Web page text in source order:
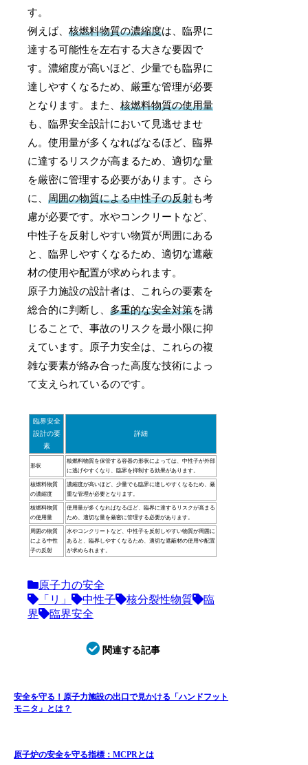
す。
例えば、核燃料物質の濃縮度は、臨界に
達する可能性を左右する大きな要因で
す。濃縮度が高いほど、少量でも臨界に
達しやすくなるため、厳重な管理が必要
となります。また、核燃料物質の使用量
も、臨界安全設計において見逃せませ
ん。使用量が多くなればなるほど、臨界
に達するリスクが高まるため、適切な量
を厳密に管理する必要があります。さら
に、周囲の物質による中性子の反射も考
慮が必要です。水やコンクリートなど、
中性子を反射しやすい物質が周囲にある
と、臨界しやすくなるため、適切な遮蔽
材の使用や配置が求められます。
原子力施設の設計者は、これらの要素を
総合的に判断し、多重的な安全対策を講
じることで、事故のリスクを最小限に抑
えています。原子力安全は、これらの複
雑な要素が絡み合った高度な技術によっ
て支えられているのです。
臨界安全
設計の要
素
詳細
形状
核燃料物質を保管する容器の形状によっては、中性子が外部
に逃げやすくなり、臨界を抑制する効果があります。
核燃料物質
の濃縮度
濃縮度が高いほど、少量でも臨界に達しやすくなるため、厳
重な管理が必要となります。
核燃料物質
の使用量
使用量が多くなればなるほど、臨界に達するリスクが高まる
ため、適切な量を厳密に管理する必要があります。
周囲の物質
による中性
子の反射
水やコンクリートなど、中性子を反射しやすい物質が周囲に
あると、臨界しやすくなるため、適切な遮蔽材の使用や配置
が求められます。
原子力の安全
「リ」
中性子 核分裂性物質
臨
界
臨界安全
関連する記事
安全を守る！原子力施設の出口で見かける「ハンドフット
モニタ」とは？
原子炉の安全を守る指標：MCPRとは